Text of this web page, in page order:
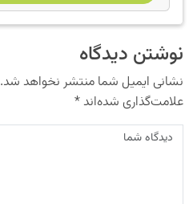
نوشتن دیدگاه
نشانی ایمیل شما منتشر نخواهد شد.
علامت‌گذاری شده‌اند*